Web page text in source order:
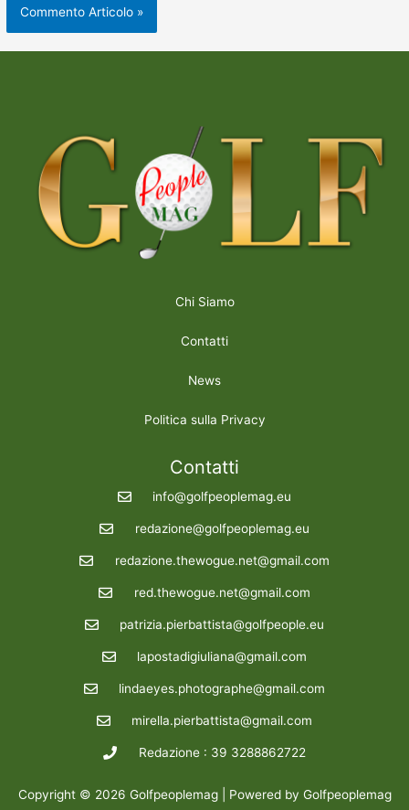
Chi Siamo
Contatti
News
Politica sulla Privacy
Contatti
info@golfpeoplemag.eu
redazione@golfpeoplemag.eu
redazione.thewogue.net@gmail.com
red.thewogue.net@gmail.com
patrizia.pierbattista@golfpeople.eu
lapostadigiuliana@gmail.com
lindaeyes.photographe@gmail.com
mirella.pierbattista@gmail.com
Redazione : 39 3288862722
Copyright © 2026 Golfpeoplemag | Powered by Golfpeoplemag